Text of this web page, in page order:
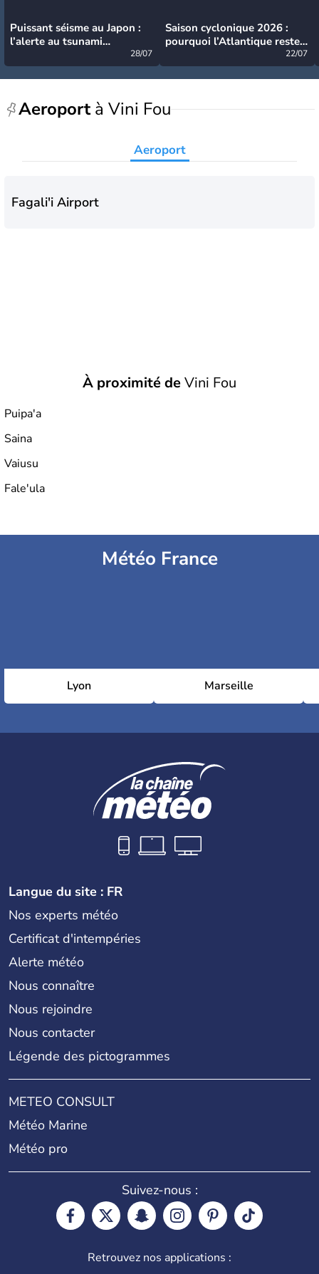
Puissant séisme au Japon :
l’alerte au tsunami
28/07
Saison cyclonique 2026 :
pourquoi l’Atlantique reste
22/07
Aeroportà Vini Fou
Aeroport
Fagali'i Airport
À proximité deVini Fou
Puipa'a
Saina
Vaiusu
Fale'ula
Météo France
Lyon Marseille
Langue du site : FR
Nos experts météo
Certificat d'intempéries
Alerte météo
Nous connaître
Nous rejoindre
Nous contacter
Légende des pictogrammes
METEO CONSULT
Météo Marine
Météo pro
Suivez-nous :
Retrouvez nos applications :